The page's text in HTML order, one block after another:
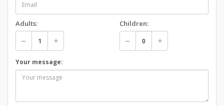
Adults: Children:
Your message: